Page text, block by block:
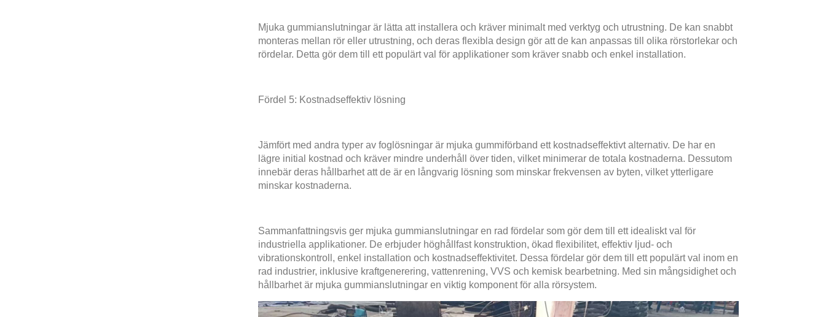
Mjuka gummianslutningar är lätta att installera och kräver minimalt med verktyg och utrustning. De kan snabbt
monteras mellan rör eller utrustning, och deras flexibla design gör att de kan anpassas till olika rörstorlekar och
rördelar. Detta gör dem till ett populärt val för applikationer som kräver snabb och enkel installation.
Fördel 5: Kostnadseffektiv lösning
Jämfört med andra typer av foglösningar är mjuka gummiförband ett kostnadseffektivt alternativ. De har en
lägre initial kostnad och kräver mindre underhåll över tiden, vilket minimerar de totala kostnaderna. Dessutom
innebär deras hållbarhet att de är en långvarig lösning som minskar frekvensen av byten, vilket ytterligare
minskar kostnaderna.
Sammanfattningsvis ger mjuka gummianslutningar en rad fördelar som gör dem till ett idealiskt val för
industriella applikationer. De erbjuder höghållfast konstruktion, ökad flexibilitet, effektiv ljud- och
vibrationskontroll, enkel installation och kostnadseffektivitet. Dessa fördelar gör dem till ett populärt val inom en
rad industrier, inklusive kraftgenerering, vattenrening, VVS och kemisk bearbetning. Med sin mångsidighet och
hållbarhet är mjuka gummianslutningar en viktig komponent för alla rörsystem.